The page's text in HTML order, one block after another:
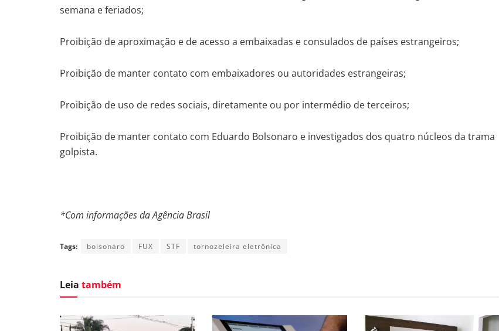
semana e feriados;
Proibição de aproximação e de acesso a embaixadas e consulados de países estrangeiros;
Proibição de manter contato com embaixadores ou autoridades estrangeiras;
Proibição de uso de redes sociais, diretamente ou por intermédio de terceiros;
Proibição de manter contato com Eduardo Bolsonaro e investigados dos quatro núcleos da trama
golpista.
*Com informações da Agência Brasil
Tags: bolsonaro FUX STF tornozeleira eletrônica
Leia também